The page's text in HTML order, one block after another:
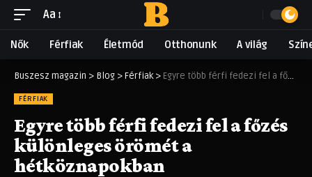
Aa
Nők Férfiak Életmód Otthonunk A világ
Buszesz magazin > Blog >Férfiak> Egyre több férfi fedezi fel a főzés különleges örömét a hétköznapokban
FÉRFIAK
Egyre több férfi fedezi fel a főzés
különleges örömét a
hétköznapokban